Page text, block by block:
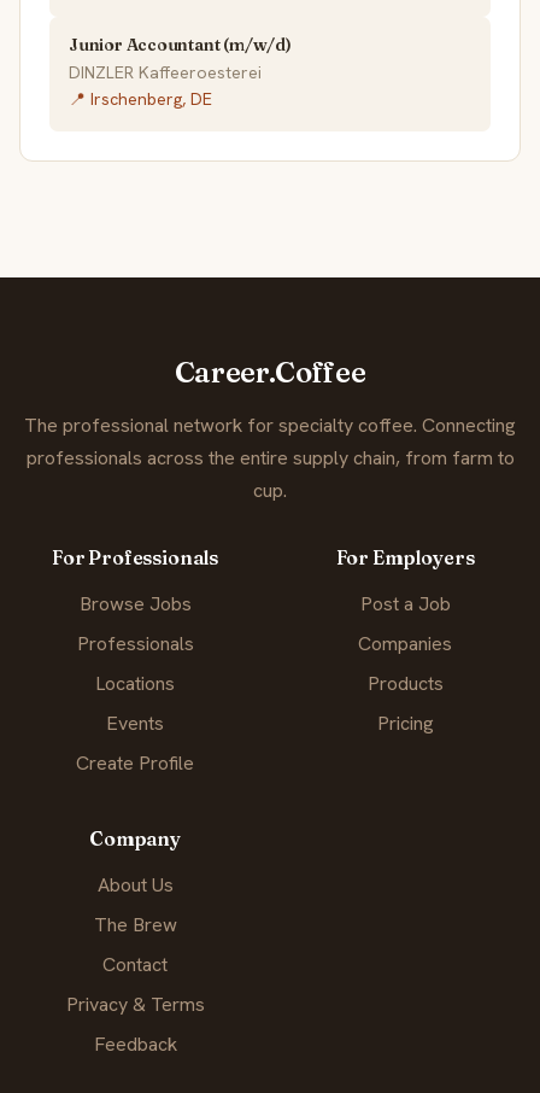
Junior Accountant (m/w/d)
DINZLER Kaffeeroesterei
📍 Irschenberg, DE
Career.Coffee
The professional network for specialty coffee. Connecting
professionals across the entire supply chain, from farm to
cup.
For Professionals
Browse Jobs
Professionals
Locations
Events
Create Profile
For Employers
Post a Job
Companies
Products
Pricing
Company
About Us
The Brew
Contact
Privacy & Terms
Feedback